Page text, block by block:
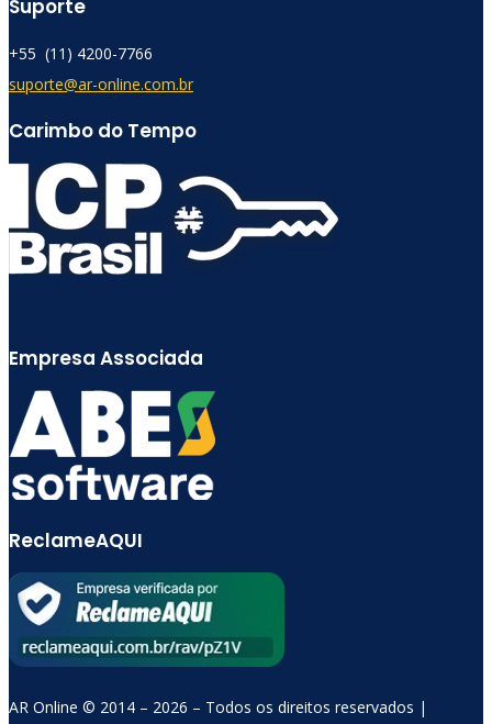
Suporte
+55 (11) 4200-7766​
suporte@ar-online.com.br
Carimbo do Tempo
Empresa Associada
ReclameAQUI
AR Online © 2014 – 2026 – Todos os direitos reservados |